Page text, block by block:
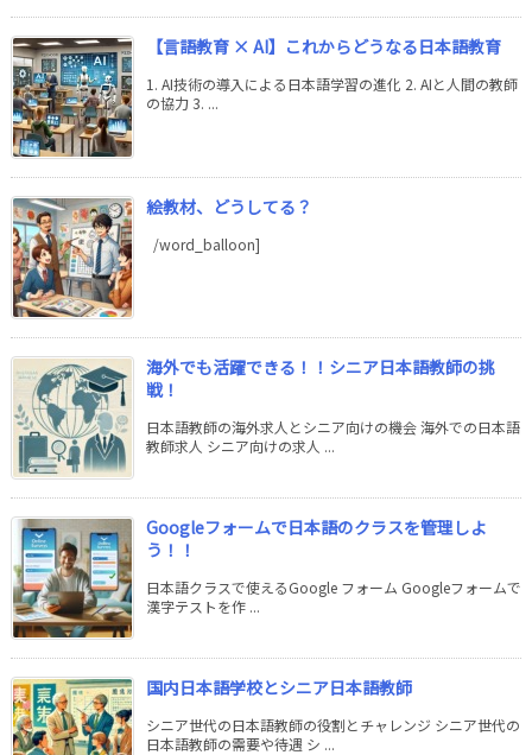
【言語教育 × AI】これからどうなる日本語教育
1. AI技術の導入による日本語学習の進化 2. AIと人間の教師
の協力 3. ...
絵教材、どうしてる？
/word_balloon]
海外でも活躍できる！！シニア日本語教師の挑
戦！
日本語教師の海外求人とシニア向けの機会 海外での日本語
教師求人 シニア向けの求人 ...
Googleフォームで日本語のクラスを管理しよ
う！！
日本語クラスで使えるGoogle フォーム Googleフォームで
漢字テストを作 ...
国内日本語学校とシニア日本語教師
シニア世代の日本語教師の役割とチャレンジ シニア世代の
日本語教師の需要や待遇 シ ...